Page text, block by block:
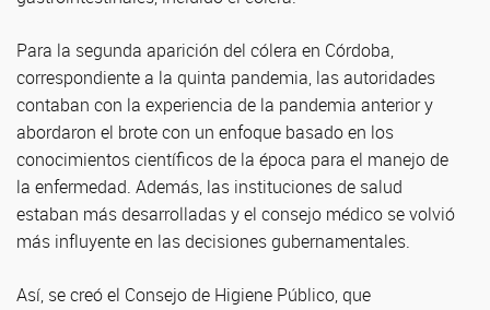
Para la segunda aparición del cólera en Córdoba,
correspondiente a la quinta pandemia, las autoridades
contaban con la experiencia de la pandemia anterior y
abordaron el brote con un enfoque basado en los
conocimientos científicos de la época para el manejo de
la enfermedad. Además, las instituciones de salud
estaban más desarrolladas y el consejo médico se volvió
más influyente en las decisiones gubernamentales.
Así, se creó el Consejo de Higiene Público, que